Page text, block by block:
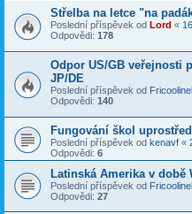
Střelba na letce "na
Poslední příspěvek od Lord «
Odpovědi: 178
Odpor US/GB veřejnosti
JP/DE
Poslední příspěvek od
Odpovědi: 140
Fungování škol
Poslední příspěvek od kenavf «
Odpovědi: 6
Latinská Amerika v době
Poslední příspěvek od
Odpovědi: 27